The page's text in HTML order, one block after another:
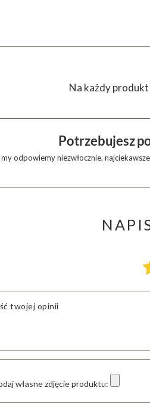
Na każdy
Potrzebujesz
odpowiemy niezwłocznie,
twojej opinii
własne zdjęcie produktu: